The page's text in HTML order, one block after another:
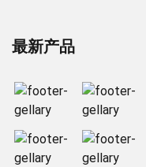
最新产品